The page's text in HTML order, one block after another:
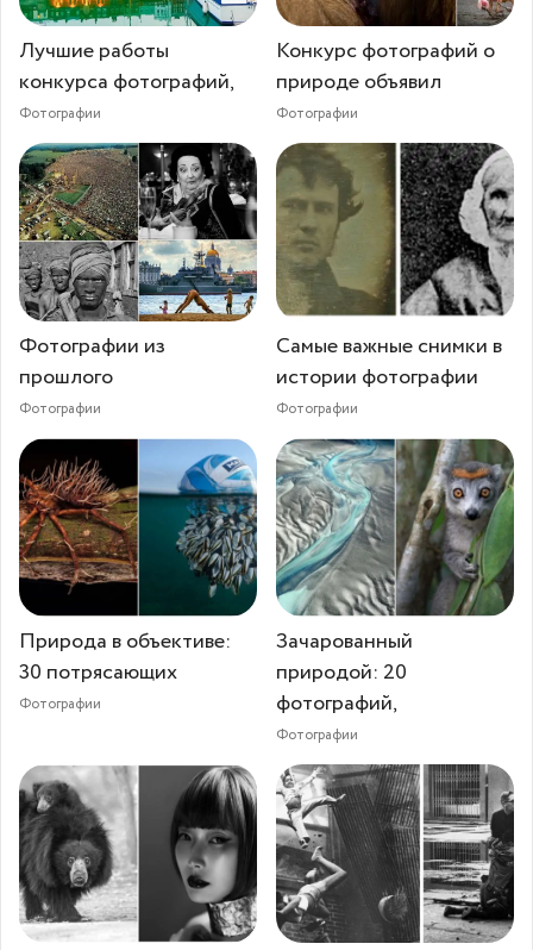
Лучшие работы
конкурса фотографий,
Фотографии
Конкурс фотографий о
природе объявил
Фотографии
Фотографии из
прошлого
Фотографии
Самые важные снимки в
истории фотографии
Фотографии
Природа в объективе:
30 потрясающих
Фотографии
Зачарованный
природой: 20
фотографий,
Фотографии